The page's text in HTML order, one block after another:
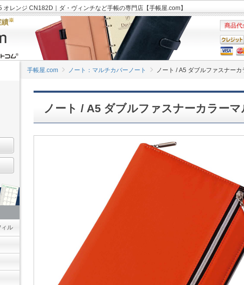
オレンジ CN182D｜ダ・ヴィンチなど手帳の専門店【手帳屋.com】
績※
商品代
手帳屋.com ノート：マルチカバーノート ノート / A5 ダブルファスナー
ノート / A5 ダブルファスナーカラー
ル